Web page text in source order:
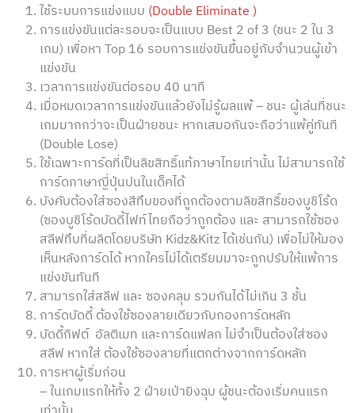
ใช้ระบบการแข่งแบบ (Double Eliminate )
การแข่งขันแต่ละรอบจะเป็นแบบ Best 2 of 3 (ชนะ 2 ใน 3
เกม) เพื่อหา Top 16 รอบการแข่งขันขึ้นอยู่กับจำนวนผู้เข้า
แข่งขัน
เวลาการแข่งขันต่อรอบ 40 นาที
เมื่อหมดเวลาการแข่งขันแล้วยังไม่รู้ผลแพ้ – ชนะ ผู้เล่นที่ชนะ
เกมมากกว่าจะเป็นฝ่ายชนะ หากเสมอกันจะถือว่าแพ้คู่ทันที
(Double Lose)
ใช้เฉพาะการ์ดที่เป็นลิขสิทธิ์แท้ภาษาไทยเท่านั้น ไม่สามารถใช้
การ์ดภาษาญี่ปุ่นปนในเด็คได้
บังคับต้องใส่ซองสีทึบของที่ถูกต้องตามลิขสิทธิ์ของบูชิโร้ด
(ซองบูชิโร้ดบัดดี้ไฟท์ไทยถือว่าถูกต้อง และ สามารถใช้ซอง
สลีฟทึบที่ผลิตโดยบริษัท Kidz&Kitz ได้เช่นกัน) เพื่อไม่ให้มอง
เห็นหลังการ์ดได้ หากใครไม่ได้เตรียมมาจะถูกปรับให้แพ้การ
แข่งขันทันที
สามารถใส่สลีฟ และ ซองคลุม รวมกันได้ไม่เกิน 3 ชั้น
การ์ดบัดดี้ ต้องใช้ซองลายเดียวกับกองการ์ดหลัก
บัดดี้กิฟต์ อัลติเมท และการ์ดแฟลก ไม่จำเป็นต้องใส่ซอง
สลีฟ หากใส่ ต้องใช้ซองลายที่แตกต่างจากการ์ดหลัก
การหาผู้เริ่มก่อน
– ในเกมแรกให้ทั้ง 2 ฝ่ายเป่ายิงฉุบ ผู้ชนะต้องเริ่มคนแรก